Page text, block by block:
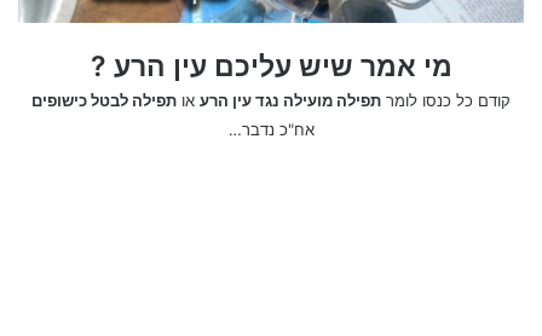
מי אמר שיש עליכם עין הרע ?
קודם כל כנסו לומר תפילה מועילה נגד עין הרע או תפילה לבטל כישופים
אח"כ נדבר…